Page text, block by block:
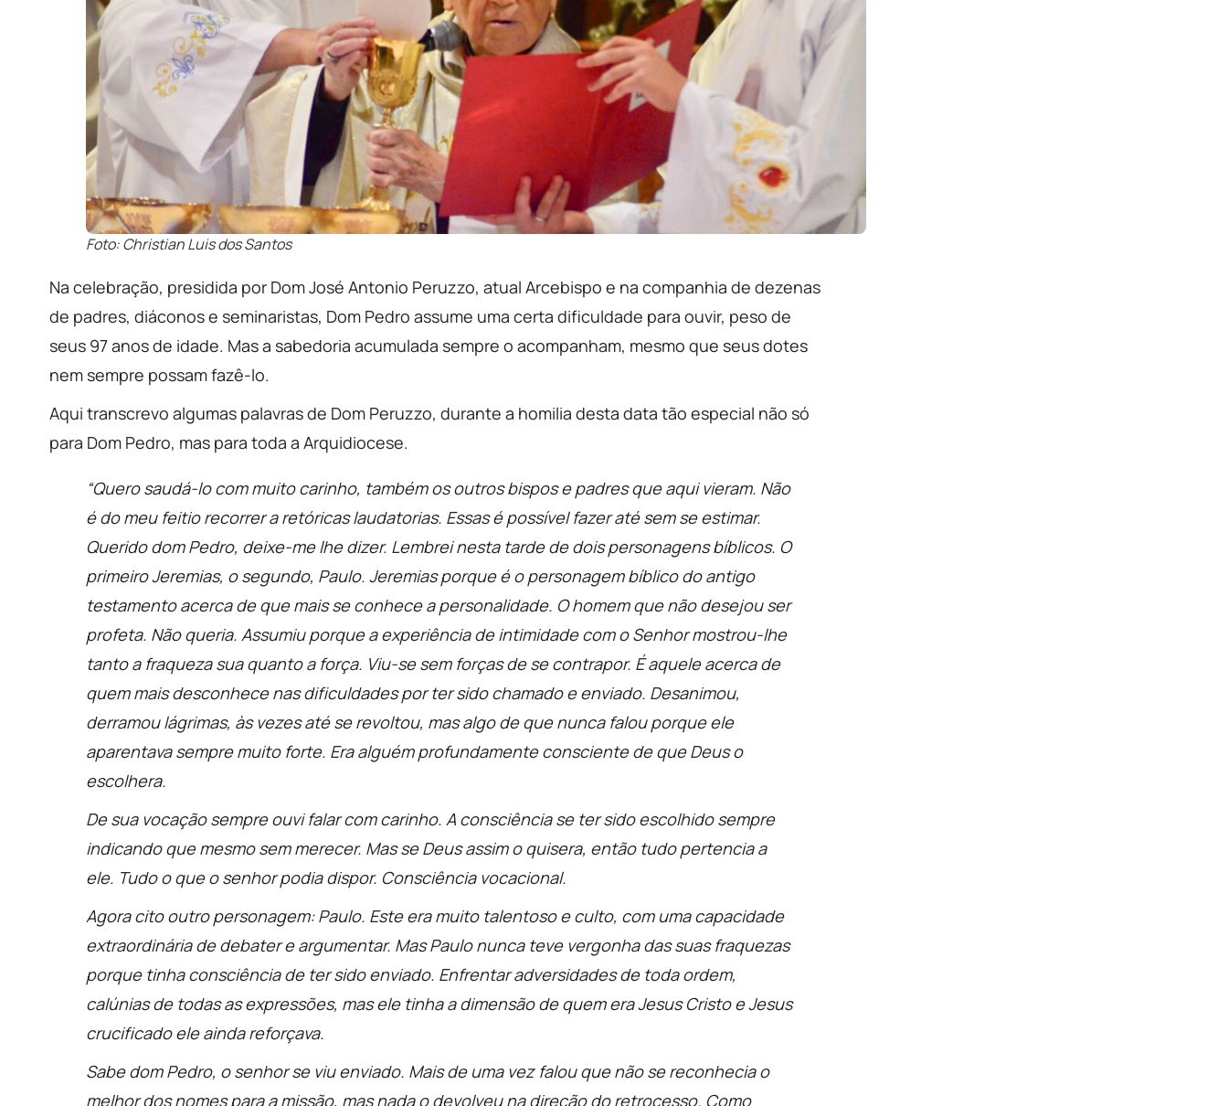
Foto: Christian Luis dos Santos
Na celebração, presidida por Dom José Antonio Peruzzo, atual Arcebispo e na companhia de dezenas
de padres, diáconos e seminaristas, Dom Pedro assume uma certa dificuldade para ouvir, peso de
seus 97 anos de idade. Mas a sabedoria acumulada sempre o acompanham, mesmo que seus dotes
nem sempre possam fazê-lo.
Aqui transcrevo algumas palavras de Dom Peruzzo, durante a homilia desta data tão especial não só
para Dom Pedro, mas para toda a Arquidiocese.
“Quero saudá-lo com muito carinho, também os outros bispos e padres que aqui vieram. Não
é do meu feitio recorrer a retóricas laudatorias. Essas é possível fazer até sem se estimar.
Querido dom Pedro, deixe-me lhe dizer. Lembrei nesta tarde de dois personagens bíblicos. O
primeiro Jeremias, o segundo, Paulo. Jeremias porque é o personagem bíblico do antigo
testamento acerca de que mais se conhece a personalidade. O homem que não desejou ser
profeta. Não queria. Assumiu porque a experiência de intimidade com o Senhor mostrou-lhe
tanto a fraqueza sua quanto a força. Viu-se sem forças de se contrapor. É aquele acerca de
quem mais desconhece nas dificuldades por ter sido chamado e enviado. Desanimou,
derramou lágrimas, às vezes até se revoltou, mas algo de que nunca falou porque ele
aparentava sempre muito forte. Era alguém profundamente consciente de que Deus o
escolhera.
De sua vocação sempre ouvi falar com carinho. A consciência se ter sido escolhido sempre
indicando que mesmo sem merecer. Mas se Deus assim o quisera, então tudo pertencia a
ele. Tudo o que o senhor podia dispor. Consciência vocacional.
Agora cito outro personagem: Paulo. Este era muito talentoso e culto, com uma capacidade
extraordinária de debater e argumentar. Mas Paulo nunca teve vergonha das suas fraquezas
porque tinha consciência de ter sido enviado. Enfrentar adversidades de toda ordem,
calúnias de todas as expressões, mas ele tinha a dimensão de quem era Jesus Cristo e Jesus
crucificado ele ainda reforçava.
Sabe dom Pedro, o senhor se viu enviado. Mais de uma vez falou que não se reconhecia o
melhor dos nomes para a missão, mas nada o devolveu na direção do retrocesso. Como